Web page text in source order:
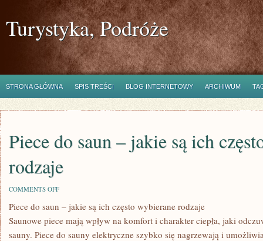
Turystyka, Podróże
STRONA GŁÓWNA SPIS TREŚCI BLOG INTERNETOWY ARCHIWUM
Piece do saun – jakie są ich
rodzaje
COMMENTS OFFON
DO
SAUN
–
JAKIE
Piece do saun – jakie są ich często wybierane rodzaje
Saunowe piece mają wpływ na komfort i charakter ciepła, jaki
sauny. Piece do sauny elektryczne szybko się nagrzewają i